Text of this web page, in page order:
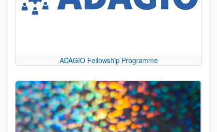
ADAGIO Fellowship Programme